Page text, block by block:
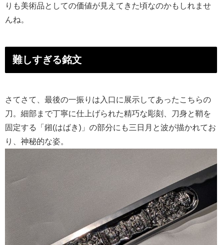
りも美術品としての価値が見えてきた頃なのかもしれませ
んね。
難しすぎる銘文
さてさて、最後の一振りは入口に展示してあったこちらの
刀。細部まで丁寧に仕上げられた精巧な彫刻、刀身と鞘を
固定する「鎺(はばき)」の部分にも三日月と波が描かれてお
り、神秘的な姿。